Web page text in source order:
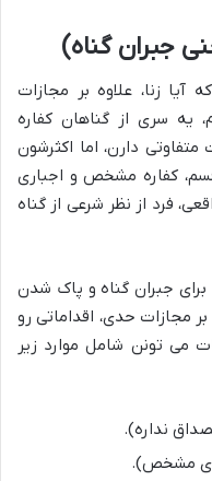
جبران گناه)
زنا، علاوه بر مجازات
یه سری از گناهان کفاره
دارن، اما اکثرشون
کفاره مشخص و اجباری
فرد از نظر شرعی از گناه
برای جبران گناه و پاک شدن
بر مجازات حدی، اقداماتی رو
می تونن شامل موارد زیر
نداره).
مشخص).